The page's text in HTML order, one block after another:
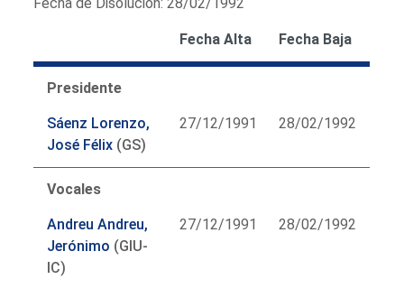
Fecha Alta Fecha Baja
Presidente
Sáenz Lorenzo,
José Félix (GS)
27/12/1991 28/02/1992
Vocales
Andreu Andreu,
Jerónimo (GIU-
IC)
27/12/1991 28/02/1992